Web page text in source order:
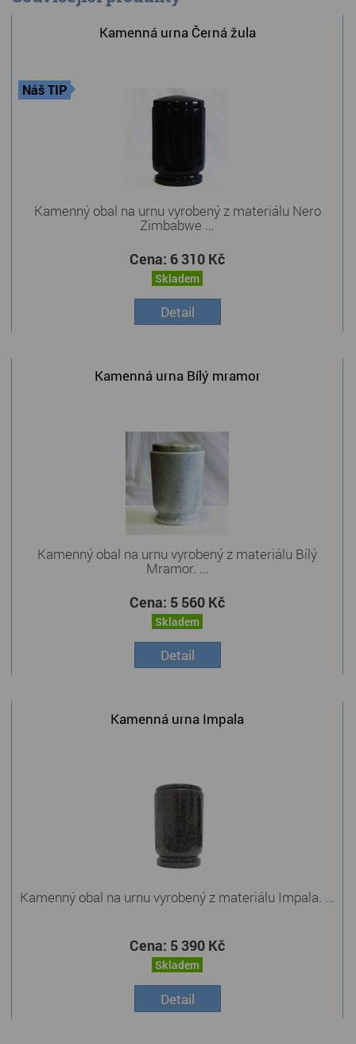
Kamenná urna Černá žula
Náš TIP
Kamenný obal na urnu vyrobený z materiálu Nero
Zimbabwe ...
Cena: 6 310 Kč
Skladem
Detail
Kamenná urna Bílý mramor
Kamenný obal na urnu vyrobený z materiálu Bílý
Mramor. ...
Cena: 5 560 Kč
Skladem
Detail
Kamenná urna Impala
Kamenný obal na urnu vyrobený z materiálu Impala. ...
Cena: 5 390 Kč
Skladem
Detail